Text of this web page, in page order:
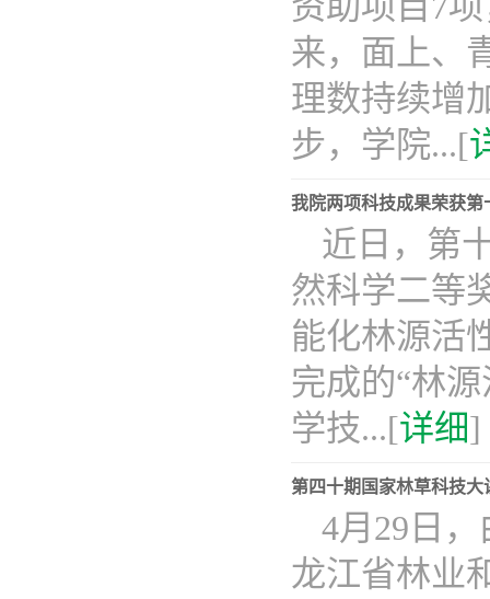
来，面上、
理数持续增
步，学院...[
我院两项科技成果荣获
近日，第
然科学二等
能化林源活
完成的“林
学技...[详细]
第四十期国家林草科技大
​4月29日
龙江省林业